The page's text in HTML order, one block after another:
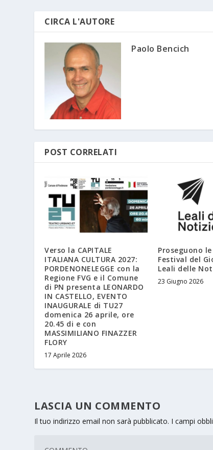
CIRCA L'AUTORE
Paolo Bencich
POST CORRELATI
Verso la CAPITALE
ITALIANA CULTURA 2027:
PORDENONELEGGE con la
Regione FVG e il Comune
di PN presenta LEONARDO
IN CASTELLO, EVENTO
INAUGURALE di TU27
domenica 26 aprile, ore
20.45 di e con
MASSIMILIANO FINAZZER
FLORY
17 Aprile 2026
Proseguono
Festival del
Leali delle
23 Giugno 2026
LASCIA UN COMMENTO
Il tuo indirizzo email non sarà pubblicato. I campi